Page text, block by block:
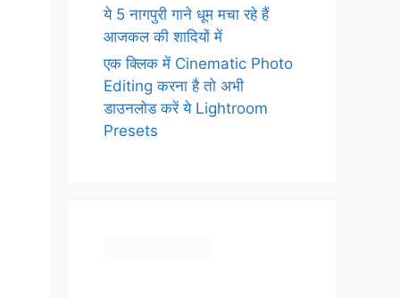
ये 5 नागपुरी गाने धूम मचा रहे हैं
आजकल की शादियों में
एक क्लिक में Cinematic Photo
Editing करना है तो अभी
डाउनलोड करें ये Lightroom
Presets